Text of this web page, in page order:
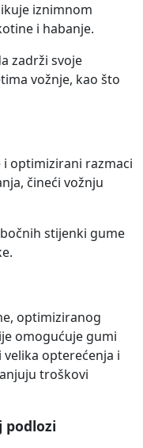
iznimnom
i habanje.
zadrži svoje
vožnje, kao što
optimizirani razmaci
čineći vožnju
stijenki gume
optimiziranog
omogućuje gumi
velika opterećenja i
troškovi
podlozi